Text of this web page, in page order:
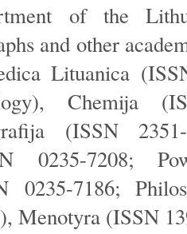
of the
and other
Lituanica
Chemija
(ISSN
0235-7208;
0235-7186;
Menotyra (ISSN